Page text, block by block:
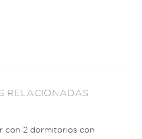
RELACIONADAS
con 2 dormitorios con